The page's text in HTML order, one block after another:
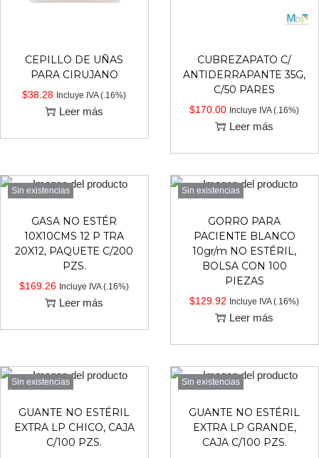
CEPILLO DE UÑAS
PARA CIRUJANO
$38.28 Incluye IVA (.16%)
Leer más
CUBREZAPATO C/
ANTIDERRAPANTE 35G,
C/50 PARES
$170.00 Incluye IVA (.16%)
Leer más
Sin existencias
GASA NO ESTÉR
10X10CMS 12 P TRA
20X12, PAQUETE C/200
PZS.
$169.26 Incluye IVA (.16%)
Leer más
Sin existencias
GORRO PARA
PACIENTE BLANCO
10gr/m NO ESTÉRIL,
BOLSA CON 100
PIEZAS
$129.92 Incluye IVA (.16%)
Leer más
Sin existencias
GUANTE NO ESTÉRIL
EXTRA LP CHICO, CAJA
C/100 PZS.
Sin existencias
GUANTE NO ESTÉRIL
EXTRA LP GRANDE,
CAJA C/100 PZS.